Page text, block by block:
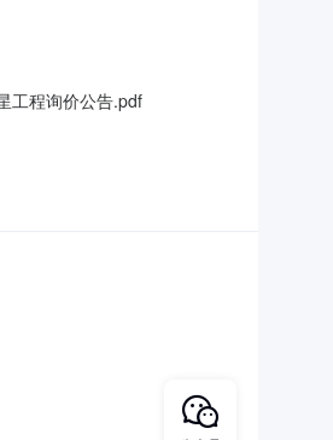
工程询价公告.pdf